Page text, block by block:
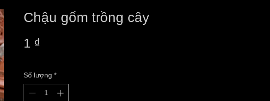
Chậu gốm trồng cây
1 ₫
Số lượng *